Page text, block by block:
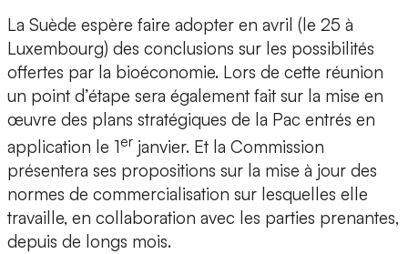
La Suède espère faire adopter en avril (le 25 à
Luxembourg) des conclusions sur les possibilités
offertes par la bioéconomie. Lors de cette réunion
un point d’étape sera également fait sur la mise en
œuvre des plans stratégiques de la Pac entrés en
application le 1er janvier. Et la Commission
présentera ses propositions sur la mise à jour des
normes de commercialisation sur lesquelles elle
travaille, en collaboration avec les parties prenantes,
depuis de longs mois.